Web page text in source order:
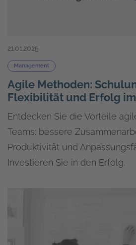
21.01.2025
Management
Agile Methoden:
Flexibilität und Erfolg im
Entdecken Sie die Vorteile
Teams: bessere
Produktivität und
Investieren Sie in den Erfolg.